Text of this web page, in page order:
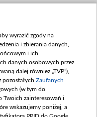
PLN
350
PLN
2025
PLN
2026 (wpłata
wyrazić zgody na
i zbierania danych,
i ich
danych osobowych przez
dalej również „TVP”),
pozostałych Zaufanych
(w tym do
Twoich zainteresowań i
wskazujemy poniżej, a